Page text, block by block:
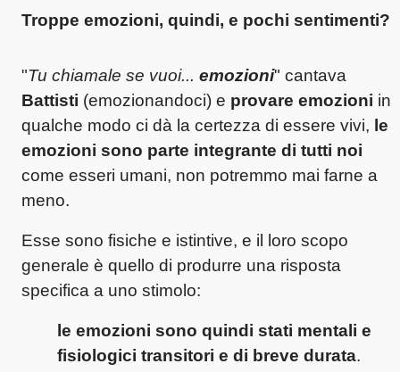
Troppe emozioni, quindi, e pochi sentimenti?
"Tu chiamale se vuoi... emozioni" cantava
Battisti (emozionandoci) e provare emozioni in
qualche modo ci dà la certezza di essere vivi, le
emozioni sono parte integrante di tutti noi
come esseri umani, non potremmo mai farne a
meno.
Esse sono fisiche e istintive, e il loro scopo
generale è quello di produrre una risposta
specifica a uno stimolo:
le emozioni sono quindi stati mentali e
fisiologici transitori e di breve durata.